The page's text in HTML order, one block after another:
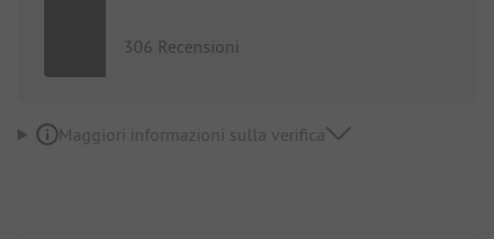
306 Recensioni
Maggiori informazioni sulla verifica